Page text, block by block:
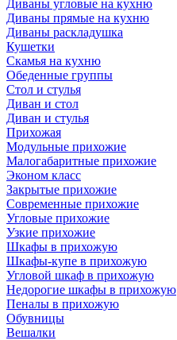
Диваны угловые на кухню
Диваны прямые на кухню
Диваны раскладушка
Кушетки
Скамья на кухню
Обеденные группы
Стол и стулья
Диван и стол
Диван и стулья
Прихожая
Модульные прихожие
Малогабаритные прихожие
Эконом класс
Закрытые прихожие
Современные прихожие
Угловые прихожие
Узкие прихожие
Шкафы в прихожую
Шкафы-купе в прихожую
Угловой шкаф в прихожую
Недорогие шкафы в прихожую
Пеналы в прихожую
Обувницы
Вешалки